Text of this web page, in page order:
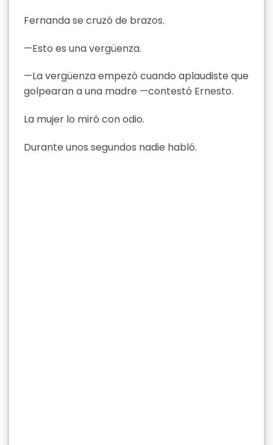
Fernanda se cruzó de brazos.
—Esto es una vergüenza.
—La vergüenza empezó cuando aplaudiste que
golpearan a una madre —contestó Ernesto.
La mujer lo miró con odio.
Durante unos segundos nadie habló.